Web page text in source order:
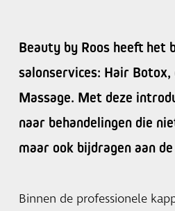
Beauty by Roos heeft het
salonservices: Hair
Massage. Met deze
naar behandelingen die
maar ook bijdragen aan
Binnen de professionele